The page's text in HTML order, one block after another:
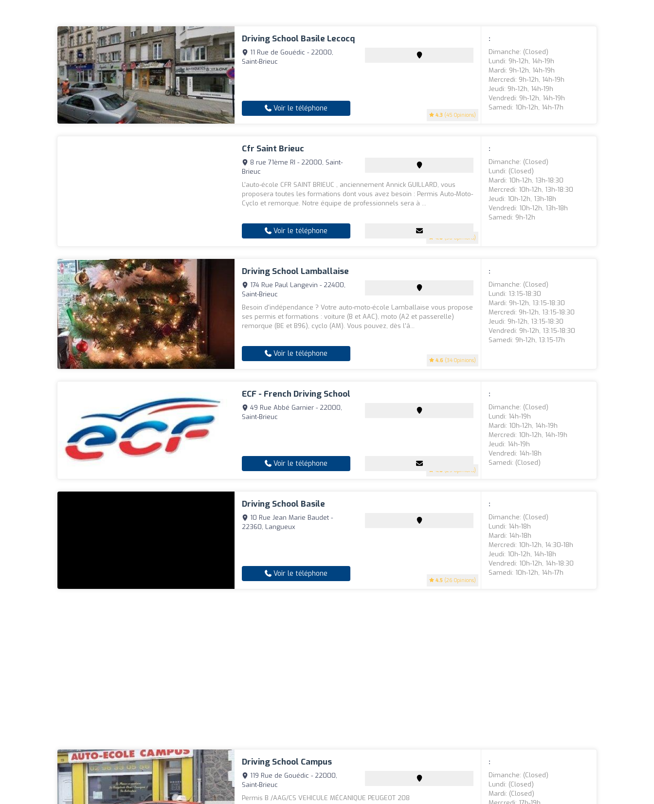
Driving School Basile Lecocq
4.3 (45 Opinions)
11 Rue de Gouédic - 22000,
Saint-Brieuc
Voir le téléphone
:
Dimanche: (closed)
Lundi: 9h-12h, 14h-19h
Mardi: 9h-12h, 14h-19h
Mercredi: 9h-12h, 14h-19h
Jeudi: 9h-12h, 14h-19h
Vendredi: 9h-12h, 14h-19h
Samedi: 10h-12h, 14h-17h
Cfr Saint Brieuc
4.6 (38 Opinions)
8 rue 71ème RI - 22000, Saint-
Brieuc
L'auto-école CFR SAINT BRIEUC , anciennement Annick GUILLARD, vous
proposera toutes les formations dont vous avez besoin : Permis Auto-Moto-
Cyclo et remorque. Notre équipe de professionnels sera à ...
Voir le téléphone
:
Dimanche: (closed)
Lundi: (closed)
Mardi: 10h-12h, 13h-18:30
Mercredi: 10h-12h, 13h-18:30
Jeudi: 10h-12h, 13h-18h
Vendredi: 10h-12h, 13h-18h
Samedi: 9h-12h
Driving School Lamballaise
4.6 (34 Opinions)
174 Rue Paul Langevin - 22400,
Saint-Brieuc
Besoin d'indépendance ? Votre auto-moto-école Lamballaise vous propose
ses permis et formations : voiture (B et AAC), moto (A2 et passerelle)
remorque (BE et B96), cyclo (AM). Vous pouvez, dès l'â...
Voir le téléphone
:
Dimanche: (closed)
Lundi: 13:15-18:30
Mardi: 9h-12h, 13:15-18:30
Mercredi: 9h-12h, 13:15-18:30
Jeudi: 9h-12h, 13:15-18:30
Vendredi: 9h-12h, 13:15-18:30
Samedi: 9h-12h, 13:15-17h
ECF - French Driving School
4.6 (29 Opinions)
49 Rue Abbé Garnier - 22000,
Saint-Brieuc
Voir le téléphone
:
Dimanche: (closed)
Lundi: 14h-19h
Mardi: 10h-12h, 14h-19h
Mercredi: 10h-12h, 14h-19h
Jeudi: 14h-19h
Vendredi: 14h-18h
Samedi: (closed)
Driving School Basile
4.5 (26 Opinions)
10 Rue Jean Marie Baudet -
22360, Langueux
Voir le téléphone
:
Dimanche: (closed)
Lundi: 14h-18h
Mardi: 14h-18h
Mercredi: 10h-12h, 14:30-18h
Jeudi: 10h-12h, 14h-18h
Vendredi: 10h-12h, 14h-18:30
Samedi: 10h-12h, 14h-17h
Driving School Campus
119 Rue de Gouédic - 22000,
Saint-Brieuc
Permis B /AAG/CS VEHICULE MÉCANIQUE PEUGEOT 208
:
Dimanche: (closed)
Lundi: (closed)
Mardi: (closed)